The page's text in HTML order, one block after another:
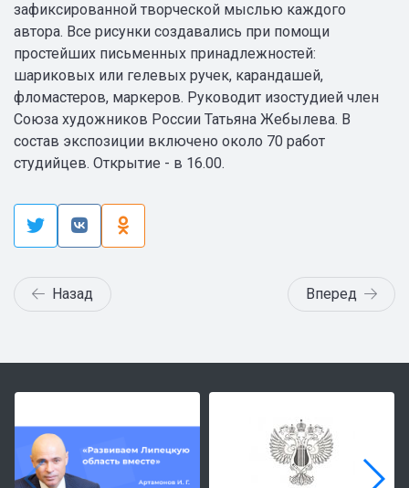
зафиксированной творческой мыслью каждого
автора. Все рисунки создавались при помощи
простейших письменных принадлежностей:
шариковых или гелевых ручек, карандашей,
фломастеров, маркеров. Руководит изостудией член
Союза художников России Татьяна Жебылева. В
состав экспозиции включено около 70 работ
студийцев. Открытие - в 16.00.
Назад Вперед